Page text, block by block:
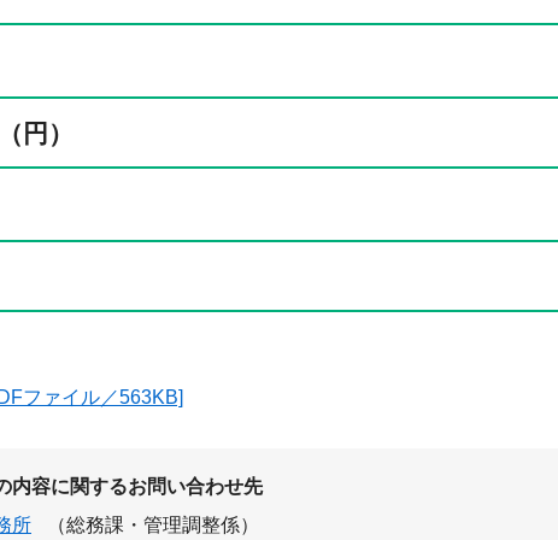
円）
ファイル／563KB]
内容に関するお問い合わせ先
所
（総務課・管理調整係）